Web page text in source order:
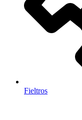
Fieltros